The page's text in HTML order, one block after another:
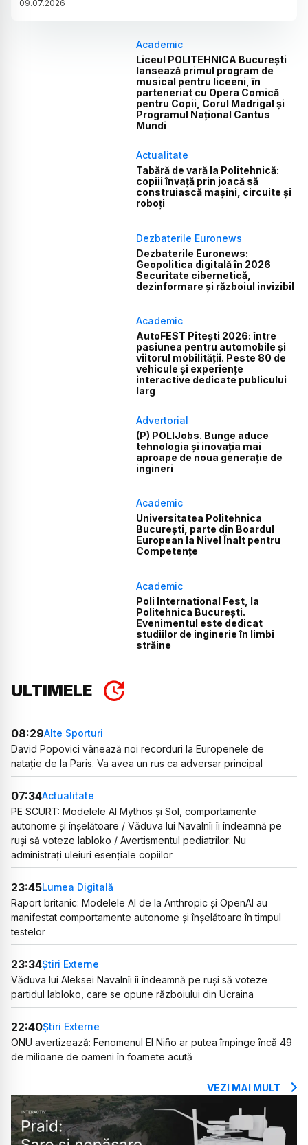
09.07.2026
Academic
Liceul POLITEHNICA București
lansează primul program de
musical pentru liceeni, în
parteneriat cu Opera Comică
pentru Copii, Corul Madrigal și
Programul Național Cantus
Mundi
Actualitate
Tabără de vară la Politehnică:
copiii învață prin joacă să
construiască mașini, circuite și
roboți
Dezbaterile Euronews
Dezbaterile Euronews:
Geopolitica digitală în 2026
Securitate cibernetică,
dezinformare și războiul invizibil
Academic
AutoFEST Pitești 2026: între
pasiunea pentru automobile și
viitorul mobilității. Peste 80 de
vehicule și experiențe
interactive dedicate publicului
larg
Advertorial
(P) POLIJobs. Bunge aduce
tehnologia și inovația mai
aproape de noua generație de
ingineri
Academic
Universitatea Politehnica
București, parte din Boardul
European la Nivel Înalt pentru
Competențe
Academic
Poli International Fest, la
Politehnica București.
Evenimentul este dedicat
studiilor de inginerie în limbi
străine
ULTIMELE
08:29Alte Sporturi
David Popovici vânează noi recorduri la Europenele de
natație de la Paris. Va avea un rus ca adversar principal
07:34Actualitate
PE SCURT: Modelele AI Mythos și Sol, comportamente
autonome și înșelătoare / Văduva lui Navalnîi îi îndeamnă pe
ruși să voteze Iabloko / Avertismentul pediatrilor: Nu
administrați uleiuri esențiale copiilor
23:45Lumea Digitală
Raport britanic: Modelele AI de la Anthropic și OpenAI au
manifestat comportamente autonome și înșelătoare în timpul
testelor
23:34Știri Externe
Văduva lui Aleksei Navalnîi îi îndeamnă pe ruși să voteze
partidul Iabloko, care se opune războiului din Ucraina
22:40Știri Externe
ONU avertizează: Fenomenul El Niño ar putea împinge încă 49
de milioane de oameni în foamete acută
VEZI MAI MULT